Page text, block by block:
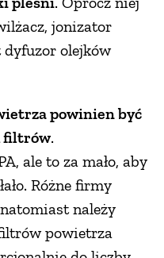
jonizator
dyfuzor olejków
powinien być
filtrów.
ale to za mało, aby
Różne firmy
należy
powietrza